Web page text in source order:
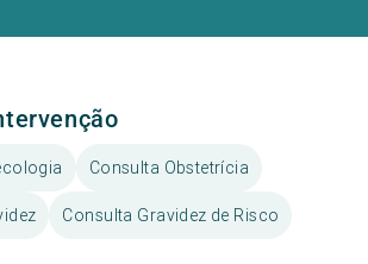
Consulta Obstetrícia
Consulta Gravidez de Risco